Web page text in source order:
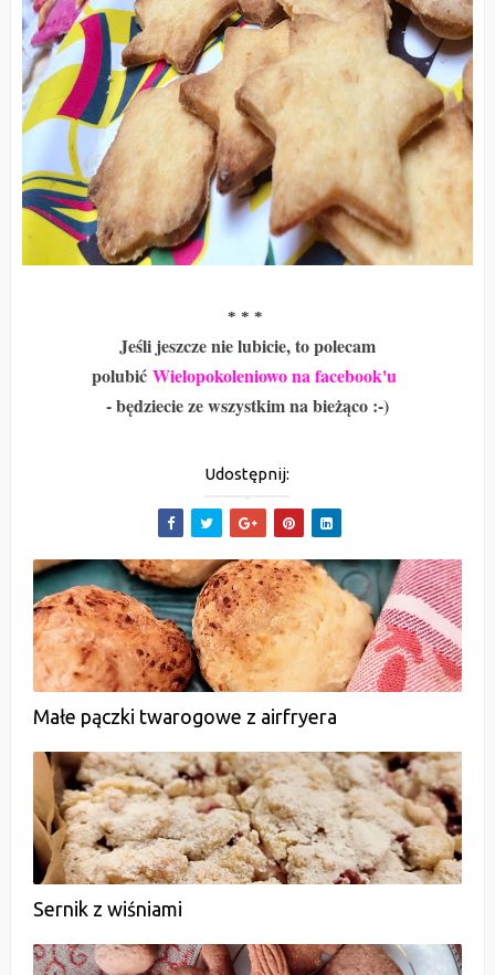
* * *
Jeśli jeszcze nie lubicie, to polecam
polubićWielopokoleniowo na facebook'u
- będziecie ze wszystkim na bieżąco :-)
Udostępnij:
Małe pączki twarogowe z airfryera
Sernik z wiśniami